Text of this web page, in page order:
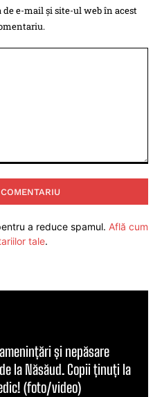
e-mail și site-ul web în acest
a reduce spamul. Află cum
tale.
și nepăsare
la Năsăud. Copii ținuți la
(foto/video)